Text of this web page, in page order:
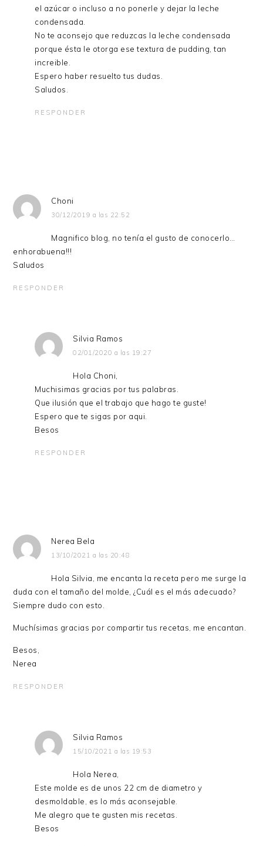
el azúcar o incluso a no ponerle y dejar la leche
condensada.
No te aconsejo que reduzcas la leche condensada
porque ésta le otorga ese textura de pudding, tan
increible.
Espero haber resuelto tus dudas.
Saludos.
RESPONDER
Choni
30/12/2019 a las 22:52
Magnifico blog, no tenía el gusto de conocerlo…
enhorabuena!!!
Saludos
RESPONDER
Silvia Ramos
02/01/2020 a las 19:27
Hola Choni,
Muchisimas gracias por tus palabras.
Que ilusión que el trabajo que hago te guste!
Espero que te sigas por aqui.
Besos
RESPONDER
Nerea Bela
13/10/2021 a las 20:48
Hola Silvia, me encanta la receta pero me surge la
duda con el tamaño del molde, ¿Cuál es el más adecuado?
Siempre dudo con esto.
Muchísimas gracias por compartir tus recetas, me encantan.
Besos,
Nerea
RESPONDER
Silvia Ramos
15/10/2021 a las 19:53
Hola Nerea,
Este molde es de unos 22 cm de diametro y
desmoldable, es lo más aconsejable.
Me alegro que te gusten mis recetas.
Besos